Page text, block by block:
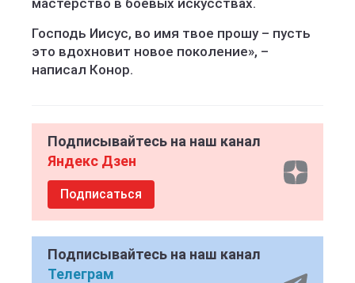
мастерство в боевых искусствах.
Господь Иисус, во имя твое прошу – пусть
это вдохновит новое поколение», –
написал Конор.
Подписывайтесь на наш канал
Яндекс Дзен
Подписаться
Подписывайтесь на наш канал
Телеграм